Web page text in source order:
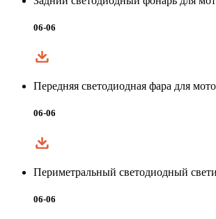
06-06
Передняя светодиодная фара для
06-06
Периметральный светодиодный
06-06